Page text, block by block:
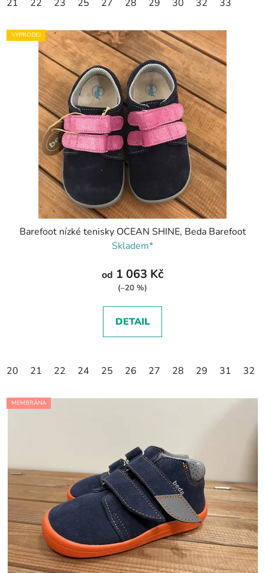
21 22 23 25 27 28 29 30 32 33
VÝPRODEJ
Barefoot nízké tenisky OCEAN SHINE, Beda Barefoot
Skladem*
od 1 063 Kč
(–20 %)
DETAIL
20 21 22 24 25 26 27 28 29 31 32
MEMBRÁNA